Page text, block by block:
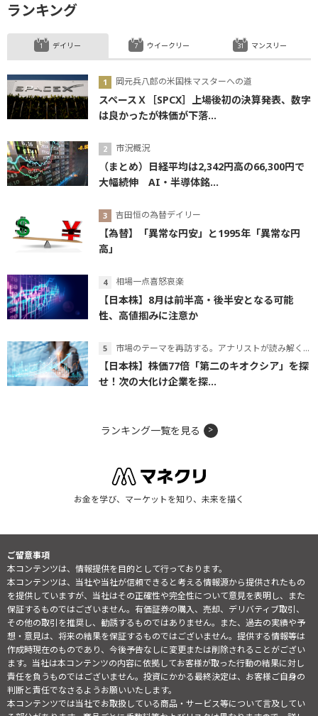
ランキング
デイリー
岡元兵八郎の米国株マスターへの道
スペースＸ［SPCX］上場後初の決算発表、数字
は良かったが株価が下落...
市況概況
（まとめ）日経平均は2,342円高の66,300円で
大幅続伸 AI・半導体銘...
吉田恒の為替デイリー
【為替】「異常な円安」と1995年「異常な円
高」
相場一点喜怒哀楽
【日本株】8月は前半高・後半安となる可能
性、高値掴みに注意か
市場のテーマを再訪する。アナリストが読み解くテーマの本質
【日本株】株価77倍「第二のキオクシア」を探
せ！次の大化け企業を探...
ウイークリー マンスリー
ランキング一覧を見る
お金を学び、マーケットを知り、未来を描く
ご留意事項
本コンテンツは、情報提供を目的として行っております。
本コンテンツは、当社や当社が信頼できると考える情報源から提供されたもの
を提供していますが、当社はその正確性や完全性について意見を表明し、また
保証するものではございません。有価証券の購入、売却、デリバティブ取引、
その他の取引を推奨し、勧誘するものではありません。また、過去の実績や予
想・意見は、将来の結果を保証するものではございません。提供する情報等は
作成時現在のものであり、今後予告なしに変更または削除されることがござい
ます。当社は本コンテンツの内容に依拠してお客様が取った行動の結果に対し
責任を負うものではございません。投資にかかる最終決定は、お客様ご自身の
判断と責任でなさるようお願いいたします。
本コンテンツでは当社でお取扱している商品・サービス等について言及してい